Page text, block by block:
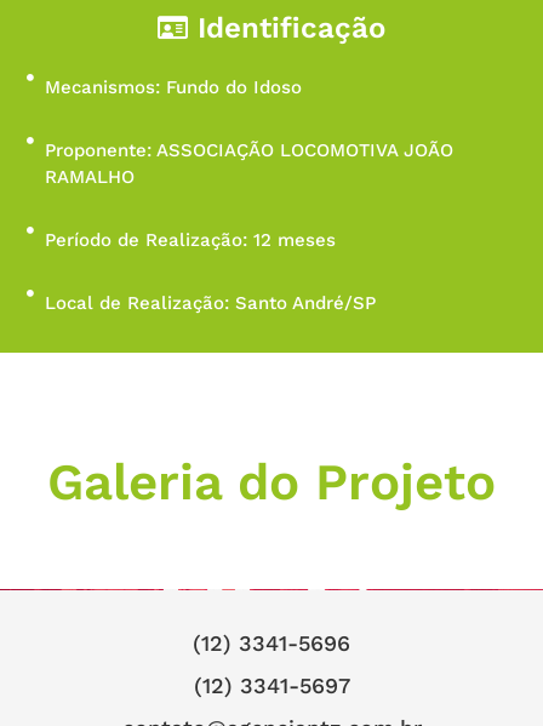
Identificação
Mecanismos: Fundo do Idoso
Proponente: ASSOCIAÇÃO LOCOMOTIVA JOÃO
RAMALHO
Período de Realização: 12 meses
Local de Realização: Santo André/SP
Galeria do Projeto
(12) 3341-5696
(12) 3341-5697